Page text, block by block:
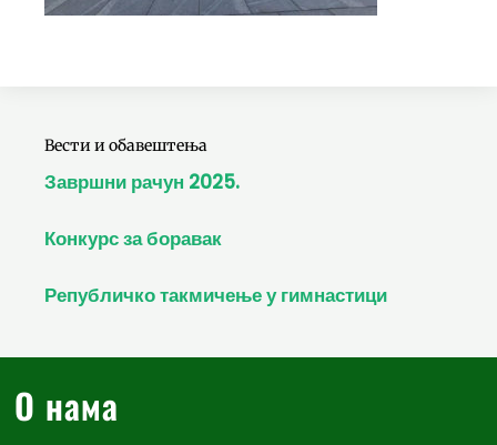
Вести и обавештења
Завршни рачун 2025.
Конкурс за боравак
Републичко такмичење у гимнастици
О нама